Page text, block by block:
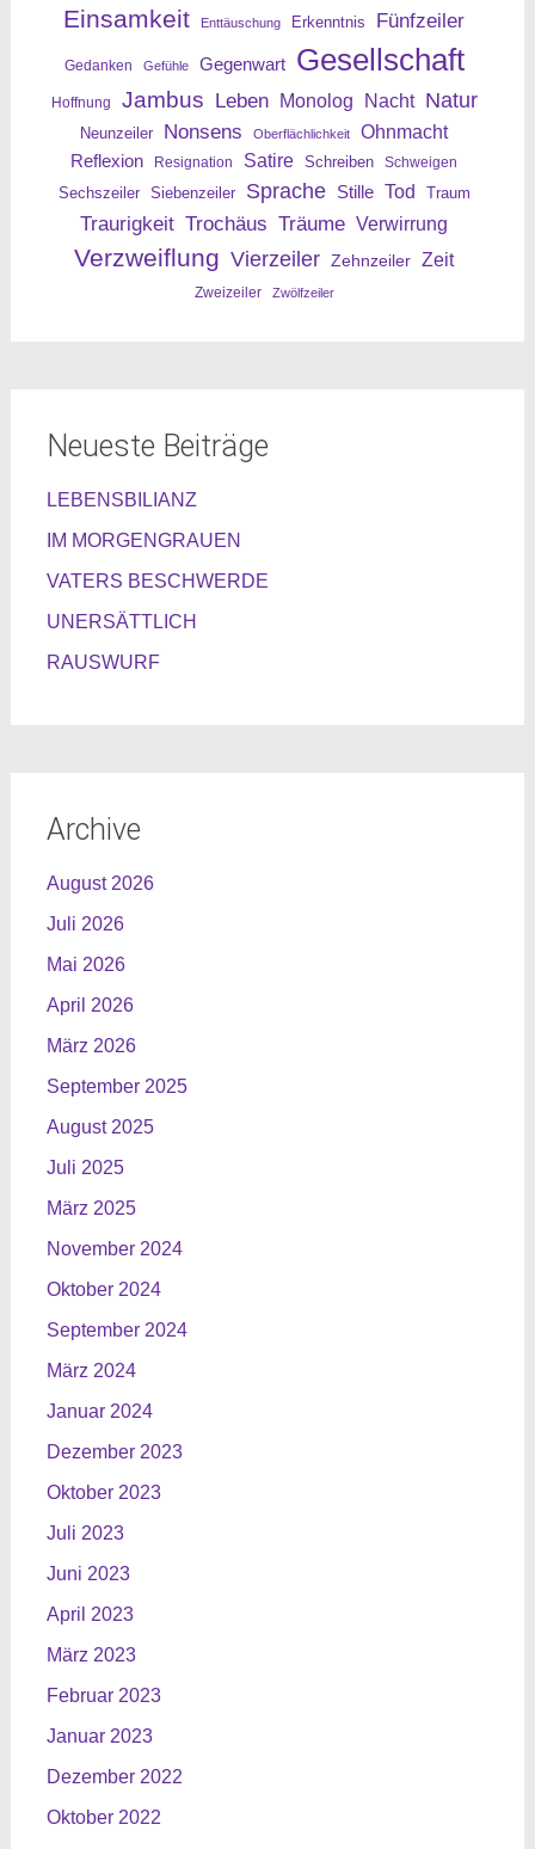
Einsamkeit Enttäuschung Erkenntnis Fünfzeiler
Gedanken Gefühle Gegenwart Gesellschaft
Hoffnung Jambus Leben Monolog Nacht Natur
Neunzeiler Nonsens Oberflächlichkeit
Ohnmacht
Reflexion
Resignation Satire Schreiben Schweigen
Sechszeiler Siebenzeiler Sprache Stille Tod Traum
Traurigkeit Trochäus Träume Verwirrung
Verzweiflung Vierzeiler Zehnzeiler Zeit
Zweizeiler Zwölfzeiler
Neueste Beiträge
LEBENSBILIANZ
IM MORGENGRAUEN
VATERS BESCHWERDE
UNERSÄTTLICH
RAUSWURF
Archive
August 2026
Juli 2026
Mai 2026
April 2026
März 2026
September 2025
August 2025
Juli 2025
März 2025
November 2024
Oktober 2024
September 2024
März 2024
Januar 2024
Dezember 2023
Oktober 2023
Juli 2023
Juni 2023
April 2023
März 2023
Februar 2023
Januar 2023
Dezember 2022
Oktober 2022